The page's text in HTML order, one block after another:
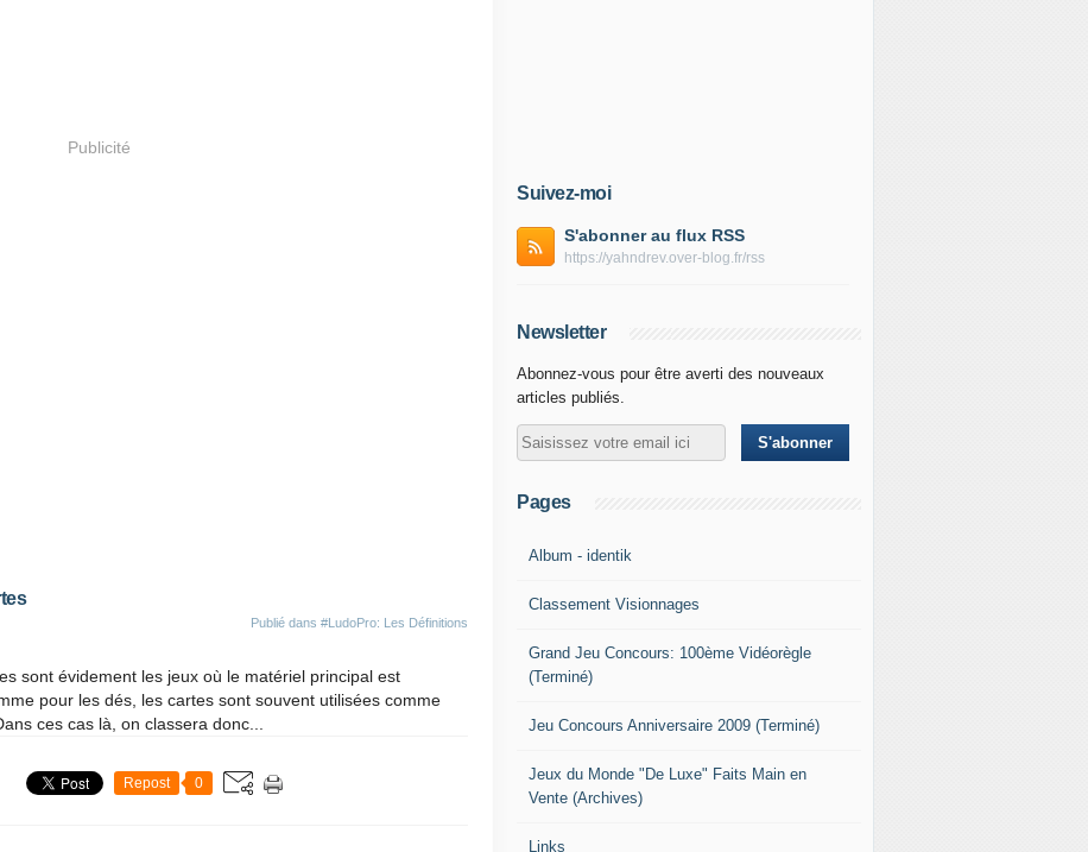
Publicité
Publié dans #LudoPro: Les Définitions
sont évidement les jeux où le matériel principal est
pour les dés, les cartes sont souvent utilisées comme
ces cas là, on classera donc...
Repost 0
Suivez-moi
S'abonner au flux RSS
https://yahndrev.over-blog.fr/rss
Newsletter
Abonnez-vous pour être averti des nouveaux
articles publiés.
Pages
Album - identik
Classement Visionnages
Grand Jeu Concours: 100ème Vidéorègle
(Terminé)
Jeu Concours Anniversaire 2009 (Terminé)
Jeux du Monde "De Luxe" Faits Main en
Vente (Archives)
Links